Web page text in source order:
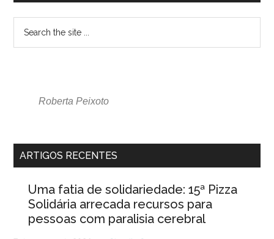
Roberta Peixoto
ARTIGOS RECENTES
Uma fatia de solidariedade: 15ª Pizza
Solidária arrecada recursos para
pessoas com paralisia cerebral